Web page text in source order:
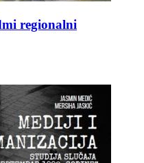
regionalni